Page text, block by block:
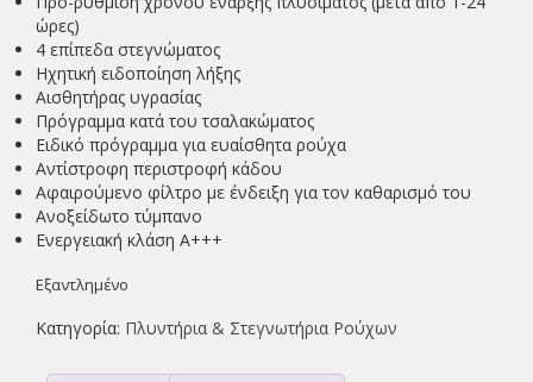
ώρες)
4 επίπεδα στεγνώματος
Ηχητική ειδοποίηση λήξης
Αισθητήρας υγρασίας
Πρόγραμμα κατά του τσαλακώματος
Ειδικό πρόγραμμα για ευαίσθητα ρούχα
Αντίστροφη περιστροφή κάδου
Αφαιρούμενο φίλτρο με ένδειξη για τον καθαρισμό του
Ανοξείδωτο τύμπανο
Ενεργειακή κλάση Α+++
Εξαντλημένο
Κατηγορία: Πλυντήρια & Στεγνωτήρια Ρούχων